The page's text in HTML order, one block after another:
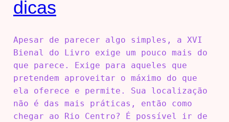
dicas
Apesar de parecer algo simples, a XVI
Bienal do Livro exige um pouco mais do
que parece. Exige para aqueles que
pretendem aproveitar o máximo do que
ela oferece e permite. Sua localização
não é das mais práticas, então como
chegar ao Rio Centro? É possível ir de